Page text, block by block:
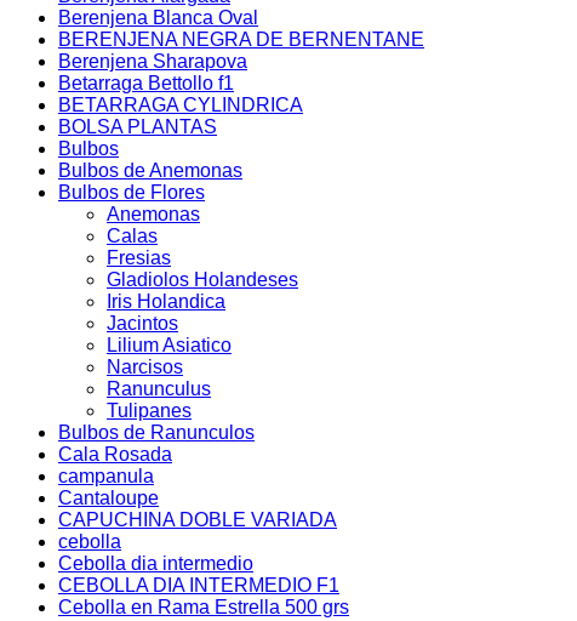
Berenjena Blanca Oval
BERENJENA NEGRA DE BERNENTANE
Berenjena Sharapova
Betarraga Bettollo f1
BETARRAGA CYLINDRICA
BOLSA PLANTAS
Bulbos
Bulbos de Anemonas
Bulbos de Flores
Anemonas
Calas
Fresias
Gladiolos Holandeses
Iris Holandica
Jacintos
Lilium Asiatico
Narcisos
Ranunculus
Tulipanes
Bulbos de Ranunculos
Cala Rosada
campanula
Cantaloupe
CAPUCHINA DOBLE VARIADA
cebolla
Cebolla dia intermedio
CEBOLLA DIA INTERMEDIO F1
Cebolla en Rama Estrella 500 grs